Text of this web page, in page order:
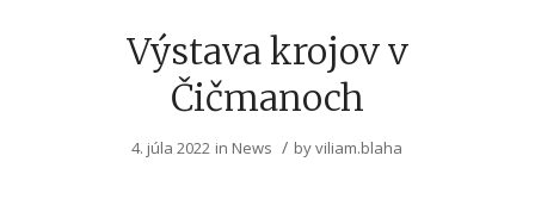
Výstava krojov v
Čičmanoch
4. júla 2022 in News / byviliam.blaha